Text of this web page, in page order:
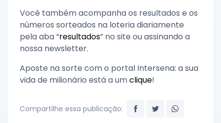
Você também acompanha os resultados e os
números sorteados na loteria diariamente
pela aba “resultados” no site ou assinando a
nossa newsletter.
Aposte na sorte com o portal Intersena: a sua
vida de milionário está a umclique!
Compartilhe essa publicação: